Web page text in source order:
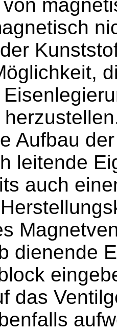
Aufbau
leitende
auch
dienende
das